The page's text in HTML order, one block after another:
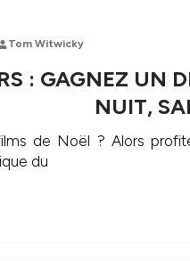
Tom Witwicky
: GAGNEZ UN
NUIT,
de Noël ? Alors
du